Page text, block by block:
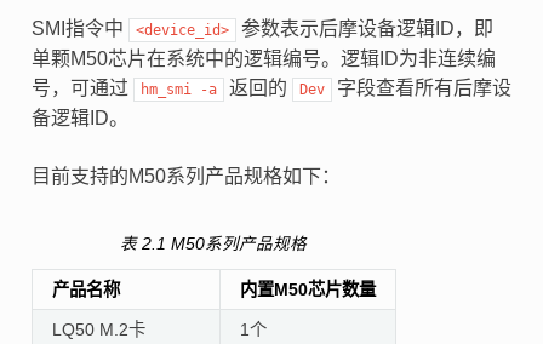
SMI指令中 <device_id>
参数表示后摩设备逻辑ID，即
单颗M50芯片在系统中的逻辑编号。逻辑ID为非连续编
号，可通过
hm_smi -a 返回的 Dev
字段查看所有后摩设
备逻辑ID。
目前支持的M50系列产品规格如下：
表 2.1M50系列产品规格
产品名称 内置M50芯片数量
LQ50 M.2卡 1个